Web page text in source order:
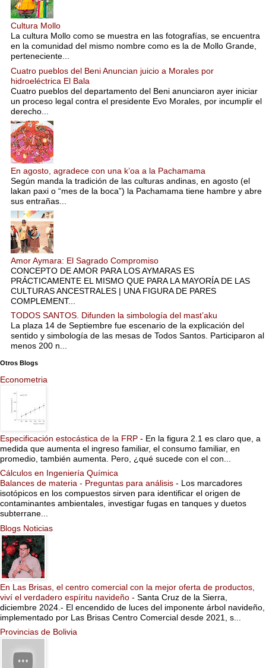
Cultura Mollo
La cultura Mollo como se muestra en las fotografías, se encuentra
en la comunidad del mismo nombre como es la de Mollo Grande,
perteneciente...
Cuatro pueblos del Beni Anuncian juicio a Morales por
hidroeléctrica El Bala
Cuatro pueblos del departamento del Beni anunciaron ayer iniciar
un proceso legal contra el presidente Evo Morales, por incumplir el
derecho...
En agosto, agradece con una k’oa a la Pachamama
Según manda la tradición de las culturas andinas, en agosto (el
lakan paxi o “mes de la boca”) la Pachamama tiene hambre y abre
sus entrañas...
Amor Aymara: El Sagrado Compromiso
CONCEPTO DE AMOR PARA LOS AYMARAS ES
PRÁCTICAMENTE EL MISMO QUE PARA LA MAYORÍA DE LAS
CULTURAS ANCESTRALES | UNA FIGURA DE PARES
COMPLEMENT...
TODOS SANTOS. Difunden la simbología del mast’aku
La plaza 14 de Septiembre fue escenario de la explicación del
sentido y simbología de las mesas de Todos Santos. Participaron al
menos 200 n...
Otros Blogs
Econometria
Especificación estocástica de la FRP - En la figura 2.1 es claro que, a
medida que aumenta el ingreso familiar, el consumo familiar, en
promedio, también aumenta. Pero, ¿qué sucede con el con...
Cálculos en Ingeniería Química
Balances de materia - Preguntas para análisis - Los marcadores
isotópicos en los compuestos sirven para identificar el origen de
contaminantes ambientales, investigar fugas en tanques y duetos
subterrane...
Blogs Noticias
En Las Brisas, el centro comercial con la mejor oferta de productos,
viví el verdadero espíritu navideño - Santa Cruz de la Sierra,
diciembre 2024.- El encendido de luces del imponente árbol navideño,
implementado por Las Brisas Centro Comercial desde 2021, s...
Provincias de Bolivia